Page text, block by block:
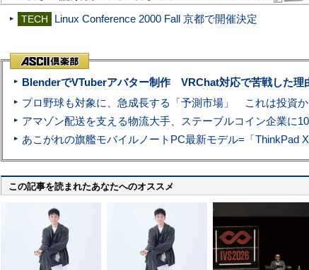
TECH Linux Conference 2000 Fall 京都で開催決定
BlenderでVTuberアバター制作 VRChat対応で苦戦した
この記事を読まれたあなたへのオススメ